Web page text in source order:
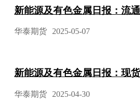
新能源及有色金属日报：流
华泰期货 2025-05-07
新能源及有色金属日报：现
华泰期货 2025-04-30